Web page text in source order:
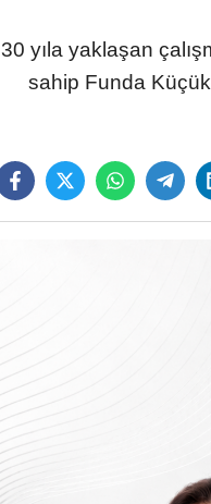
30 yıla yaklaşan
sahip Funda